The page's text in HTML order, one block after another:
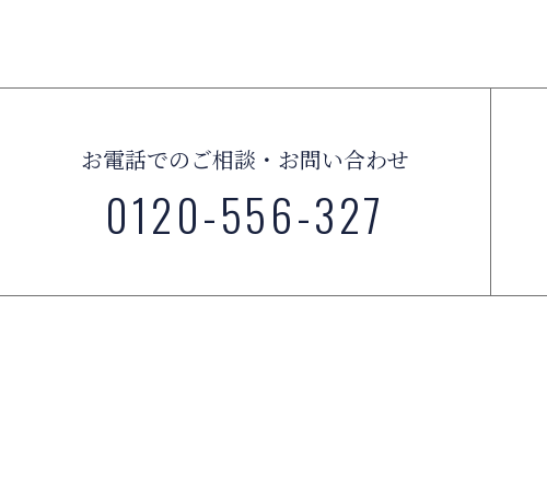
お電話でのご相談・お問い合わせ
0120-556-327